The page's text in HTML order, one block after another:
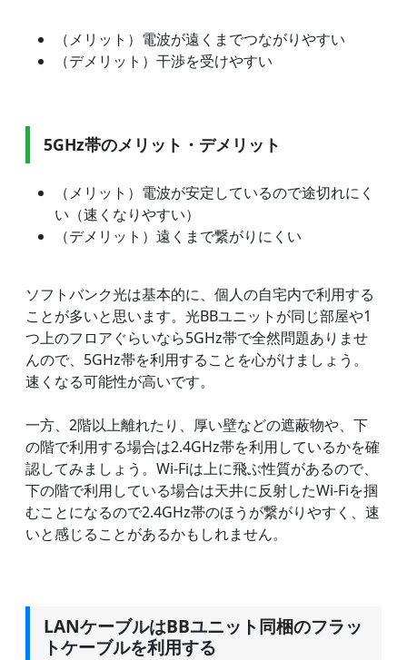
（メリット）電波が遠くまでつながりやすい
（デメリット）干渉を受けやすい
5GHz帯のメリット・デメリット
（メリット）電波が安定しているので途切れにく
い（速くなりやすい）
（デメリット）遠くまで繋がりにくい
ソフトバンク光は基本的に、個人の自宅内で利用する
ことが多いと思います。光BBユニットが同じ部屋や1
つ上のフロアぐらいなら5GHz帯で全然問題ありませ
んので、5GHz帯を利用することを心がけましょう。
速くなる可能性が高いです。
一方、2階以上離れたり、厚い壁などの遮蔽物や、下
の階で利用する場合は2.4GHz帯を利用しているかを確
認してみましょう。Wi-Fiは上に飛ぶ性質があるので、
下の階で利用している場合は天井に反射したWi-Fiを掴
むことになるので2.4GHz帯のほうが繋がりやすく、速
いと感じることがあるかもしれません。
LANケーブルはBBユニット同梱のフラッ
トケーブルを利用する